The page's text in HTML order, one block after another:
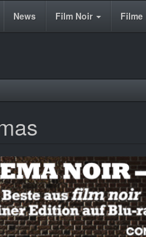
News Film Noir Filme